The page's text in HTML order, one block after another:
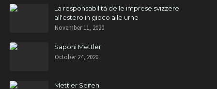
La responsabilità delle imprese svizzere
all'estero in gioco alle urne
November 11, 2020
Saponi Mettler
October 24, 2020
Mettler Seifen